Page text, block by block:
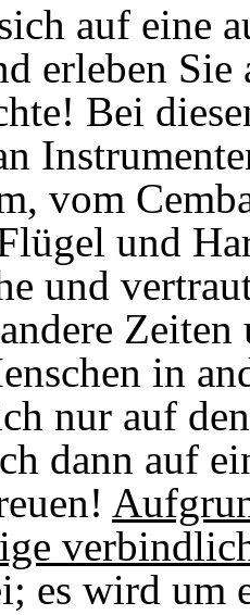
auf eine
erleben
Bei
vom
und
und
in
nur auf
dann auf
es wird um